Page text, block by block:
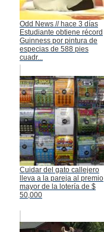
Odd News // hace 3 días
Estudiante obtiene récord
Guinness por pintura de
especias de 588 pies
cuadr...
Cuidar del gato callejero
lleva a la pareja al premio
mayor de la lotería de $
50,000